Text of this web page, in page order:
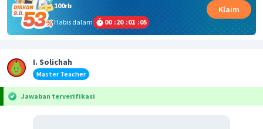
100rb
Habis dalam
00 :20 :01 :05
Klaim
I. Solichah
Master Teacher
Jawaban terverifikasi